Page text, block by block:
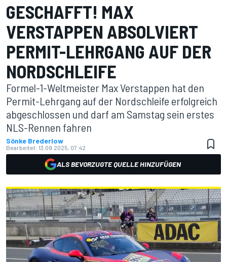
GESCHAFFT! MAX
VERSTAPPEN ABSOLVIERT
PERMIT-LEHRGANG AUF DER
NORDSCHLEIFE
Formel-1-Weltmeister Max Verstappen hat den
Permit-Lehrgang auf der Nordschleife erfolgreich
abgeschlossen und darf am Samstag sein erstes
NLS-Rennen fahren
Sönke Brederlow
Bearbeitet: 13.09.2025, 07:42
ALS BEVORZUGTE QUELLE HINZUFÜGEN